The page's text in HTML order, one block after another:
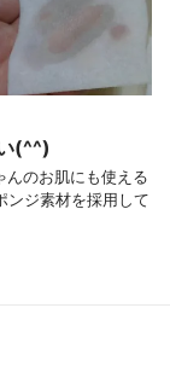
(^^)
のお肌にも使える
ンジ素材を採用して